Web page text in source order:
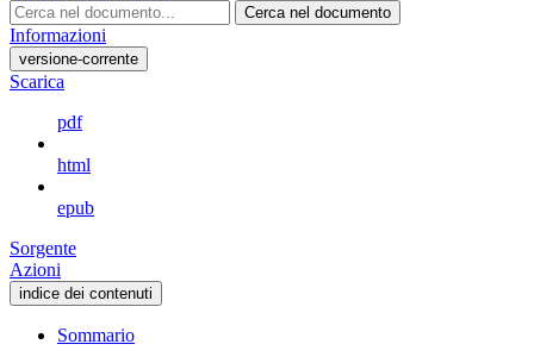
Cerca nel documento
Informazioni
versione-corrente
Scarica
pdf
html
epub
Sorgente
Azioni
indice dei contenuti
Sommario